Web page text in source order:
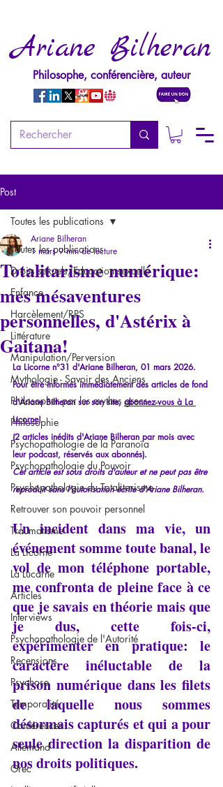
Ariane Bilheran
Philosophe, conférencière, auteur
Post
Toutes les publications
Droits sexuels/Education sexuelle
Enfance
Harcèlement/RPS
Littérature
Manipulation/Perversion
Mythologie - Savoir des Anciens
Philosopher par les mythes grecs
Philosophie
Psychopathologie de la Paranoïa
Psychopathologie du Pouvoir
Psychopathologie du Totalitarisme
Retrouver son pouvoir personnel
Traumatisme
La Licorne
La Lucarne
Articles
Interviews
Psychopathologie de l'Autorité
Recensions
Psychose
Temporalité
Conférences
Allemand
Grec
Toutes les publications
Totalitarisme numérique:
mes mésaventures
personnelles, d'Astérix à
Gaitana!
Ariane Bilheran
1 mars 9 min de lecture
La Licorne n°31 d'Ariane Bilheran, 01 mars 2026.
Pour être informés immédiatement des articles de fond
d'Ariane Bilheran sur son site, abonnez-vous à La
Licorne!
(2 articles inédits d'Ariane Bilheran par mois avec
leur podcast, réservés aux abonnés).
Cet article est sous droits d'auteur et ne peut pas être
reproduit sans l'autorisation écrite d'Ariane Bilheran.
Un incident dans ma vie, un
événement somme toute banal, le
vol de mon téléphone portable,
me confronta de pleine face à ce
que je savais en théorie mais que
je dus, cette fois-ci,
expérimenter en pratique: le
caractère inéluctable de la
prison numérique dans les filets
de laquelle nous sommes
désormais capturés et qui a pour
seule direction la disparition de
nos droits politiques.